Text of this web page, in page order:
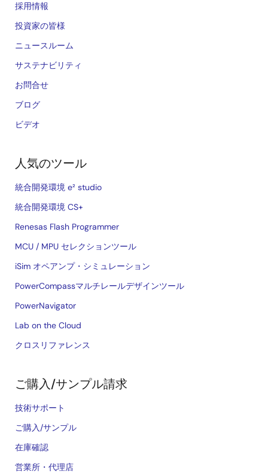
採用情報
投資家の皆様
ニュースルーム
サステナビリティ
お問合せ
ブログ
ビデオ
人気のツール
統合開発環境 e² studio
統合開発環境 CS+
Renesas Flash Programmer
MCU / MPU セレクションツール
iSim オペアンプ・シミュレーション
PowerCompassマルチレールデザインツール
PowerNavigator
Lab on the Cloud
クロスリファレンス
ご購入/サンプル請求
技術サポート
ご購入/サンプル
在庫確認
営業所・代理店